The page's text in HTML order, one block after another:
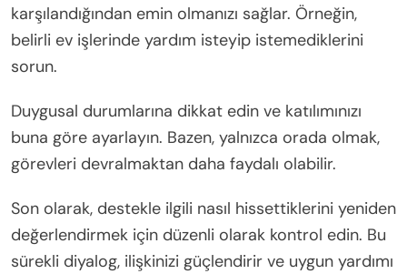
karşılandığından emin olmanızı sağlar. Örneğin,
belirli ev işlerinde yardım isteyip istemediklerini
sorun.
Duygusal durumlarına dikkat edin ve katılımınızı
buna göre ayarlayın. Bazen, yalnızca orada olmak,
görevleri devralmaktan daha faydalı olabilir.
Son olarak, destekle ilgili nasıl hissettiklerini yeniden
değerlendirmek için düzenli olarak kontrol edin. Bu
sürekli diyalog, ilişkinizi güçlendirir ve uygun yardımı